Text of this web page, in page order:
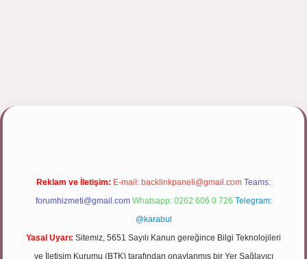
Reklam ve İletişim: E-mail: backlinkpaneli@gmail.com Teams:
forumhizmeti@gmail.com Whatsapp: 0262 606 0 726 Telegram:
@karabul
Yasal Uyarı: Sitemiz, 5651 Sayılı Kanun gereğince Bilgi Teknolojileri
ve İletişim Kurumu (BTK) tarafından onaylanmış bir Yer Sağlayıcı